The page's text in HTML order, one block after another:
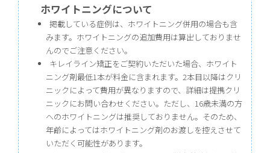
ホワイトニングについて
掲載している症例は、ホワイトニング併用の場合も含
みます。ホワイトニングの追加費用は算出しておりませ
んのでご注意ください。
キレイライン矯正をご契約いただいた場合、ホワイト
ニング剤最低1本が料金に含まれます。2本目以降はクリ
ニックによって費用が異なりますので、詳細は提携クリ
ニックにお問い合わせください。ただし、16歳未満の方
へのホワイトニングは推奨しておりません。そのため、
年齢によってはホワイトニング剤のお渡しを控えさせて
いただく可能性があります。